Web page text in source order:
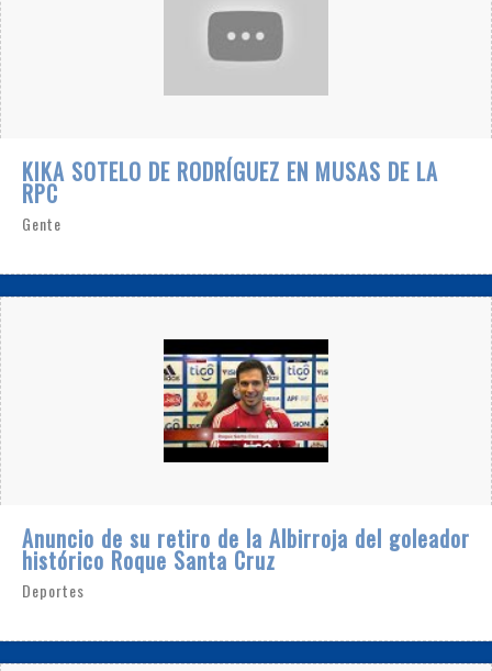
KIKA SOTELO DE RODRÍGUEZ EN MUSAS DE LA
RPC
Gente
Anuncio de su retiro de la Albirroja del goleador
histórico Roque Santa Cruz
Deportes